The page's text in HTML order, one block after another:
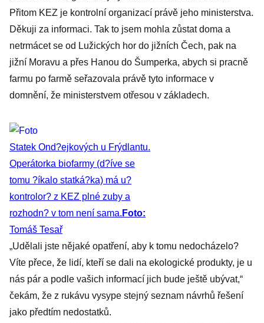
Přitom KEZ je kontrolní organizací právě jeho ministerstva.
Děkuji za informaci. Tak to jsem mohla zůstat doma a
netrmácet se od Lužických hor do jižních Čech, pak na
jižní Moravu a přes Hanou do Šumperka, abych si pracně
farmu po farmě seřazovala právě tyto informace v
domnění, že ministerstvem otřesou v základech.
Statek Ond?ejkových u Frýdlantu.
Operátorka biofarmy (d?íve se
tomu ?íkalo statká?ka) má u?
kontrolor? z KEZ plné zuby a
rozhodn? v tom není sama. Foto:
Tomáš Tesař
„Udělali jste nějaké opatření, aby k tomu nedocházelo?
Víte přece, že lidí, kteří se dali na ekologické produkty, je u
nás pár a podle vašich informací jich bude ještě ubývat,“
čekám, že z rukávu vysype stejný seznam návrhů řešení
jako předtím nedostatků.